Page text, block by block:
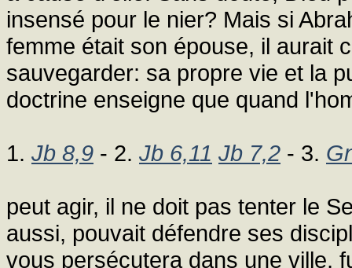
insensé pour le nier? Mais si
femme était son épouse, il aurait
sauvegarder: sa propre vie et la
doctrine enseigne que quand
1. Jb 8,9 - 2. Jb 6,11 Jb 7,2 - 3.
peut agir, il ne doit pas tenter le
aussi, pouvait défendre ses
vous persécutera dans une ville,